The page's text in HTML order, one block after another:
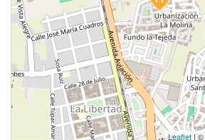
Leaflet | ©